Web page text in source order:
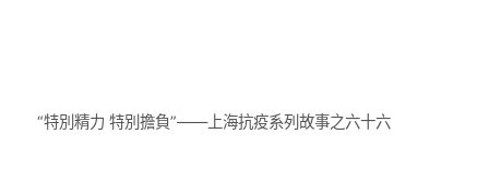
“特別精力 特別擔負”——上海抗疫系列故事之六十六